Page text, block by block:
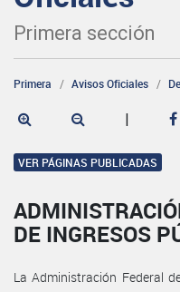
Primera sección
Primera Avisos Oficiales
|
VER PÁGINAS PUBLICADAS
DE INGRESOS
La Administración Federal